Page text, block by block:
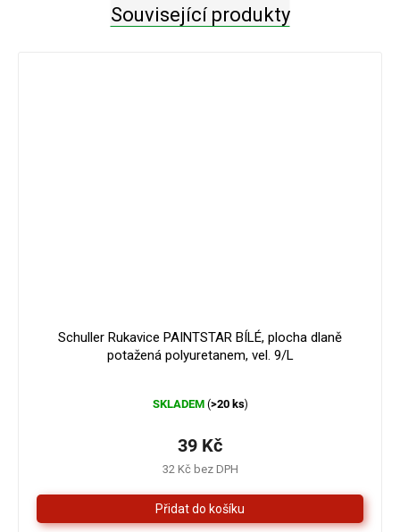
Související produkty
Schuller Rukavice PAINTSTAR BÍLÉ, plocha dlaně
potažená polyuretanem, vel. 9/L
hodnocení
je
z
5
hvězdiček.
SKLADEM (>20 ks)
32 Kč bez DPH
39 Kč